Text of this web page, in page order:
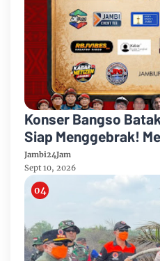
Konser Bangso
Siap Menggebrak!
Band dan Siantar
Jambi24Jam
Sept 10, 2026